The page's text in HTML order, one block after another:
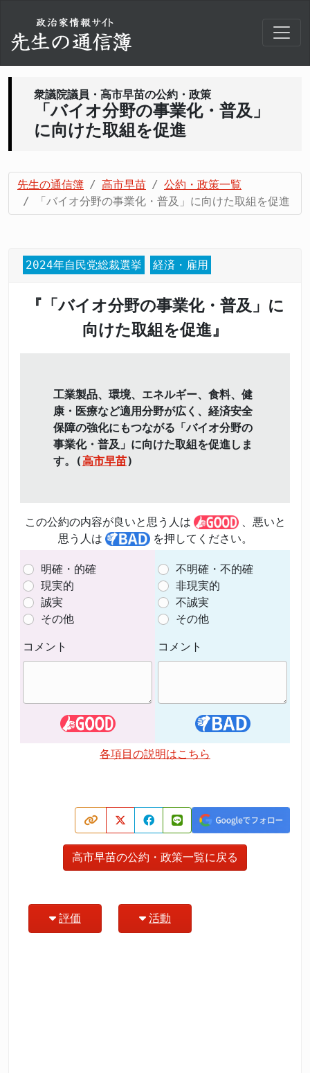
衆議院議員・高市早苗の公約・政策
「バイオ分野の事業化・普及」
に向けた取組を促進
先生の通信簿 高市早苗
公約・政策一覧
「バイオ分野の事業化・普及」に向けた取組を促進
2024年自民党総裁選挙 経済・雇用
『「バイオ分野の事業化・普及」に
向けた取組を促進』
工業製品、環境、エネルギー、食料、健
康・医療など適用分野が広く、経済安全
保障の強化にもつながる「バイオ分野の
事業化・普及」に向けた取組を促進しま
す。(高市早苗)
この公約の内容が良いと思う人は
、悪いと
思う人は
を押してください。
明確・的確
現実的
誠実
その他
コメント
不明確・不的確
非現実的
不誠実
その他
コメント
各項目の説明はこちら
高市早苗の公約・政策一覧に戻る
評価 活動